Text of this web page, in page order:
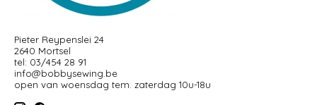
Pieter Reypenslei 24
2640 Mortsel
tel: 03/454 28 91
info@bobbysewing.be
open van woensdag tem. zaterdag 10u-18u